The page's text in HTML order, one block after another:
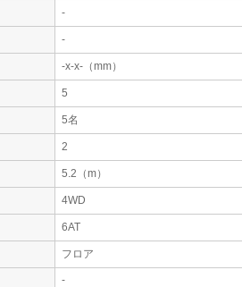
-
-
-x-x-（mm）
5
5名
2
5.2（m）
4WD
6AT
フロア
-